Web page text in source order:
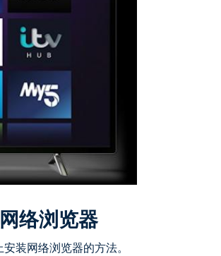
络浏览器
装网络浏览器的方法。